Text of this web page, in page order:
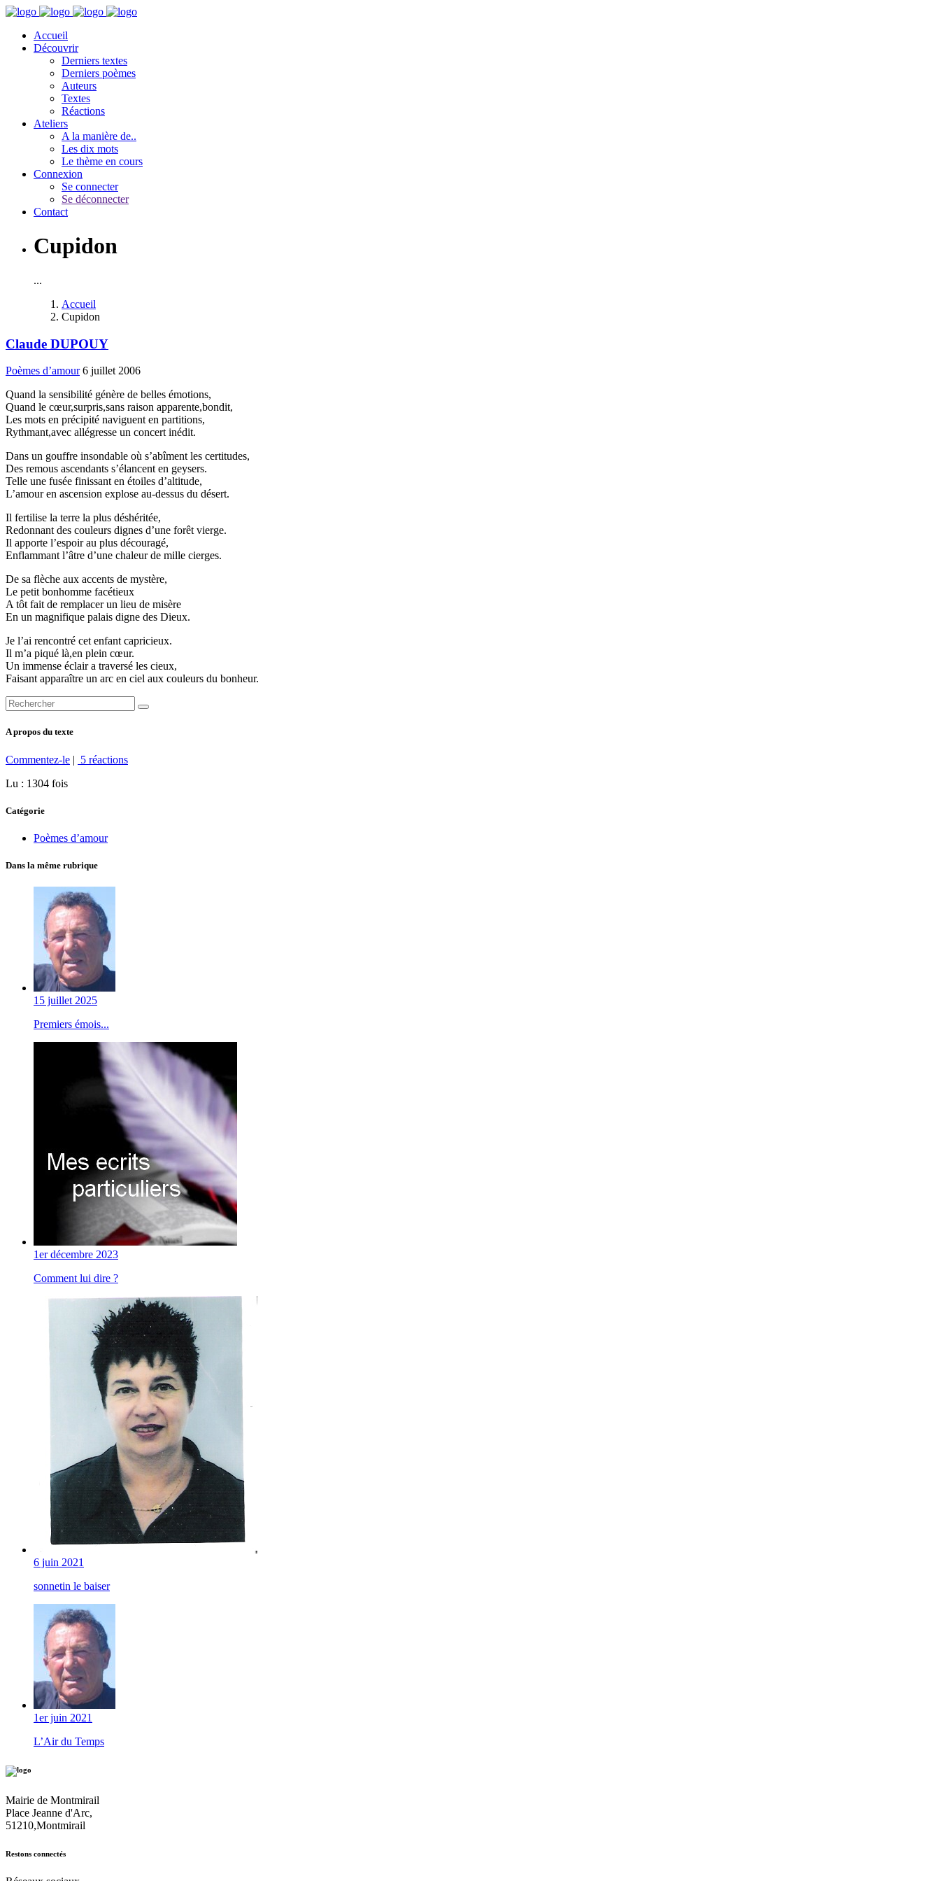
Accueil
Découvrir
Derniers textes
Derniers poèmes
Auteurs
Textes
Réactions
Ateliers
A la manière de..
Les dix mots
Le thème en cours
Connexion
Se connecter
Se déconnecter
Contact
Cupidon
...
Accueil
Cupidon
Claude DUPOUY
Poèmes d’amour 6 juillet 2006
Quand la sensibilité génère de belles émotions,
Quand le cœur,surpris,sans raison apparente,bondit,
Les mots en précipité naviguent en partitions,
Rythmant,avec allégresse un concert inédit.
Dans un gouffre insondable où s’abîment les certitudes,
Des remous ascendants s’élancent en geysers.
Telle une fusée finissant en étoiles d’altitude,
L’amour en ascension explose au-dessus du désert.
Il fertilise la terre la plus déshéritée,
Redonnant des couleurs dignes d’une forêt vierge.
Il apporte l’espoir au plus découragé,
Enflammant l’âtre d’une chaleur de mille cierges.
De sa flèche aux accents de mystère,
Le petit bonhomme facétieux
A tôt fait de remplacer un lieu de misère
En un magnifique palais digne des Dieux.
Je l’ai rencontré cet enfant capricieux.
Il m’a piqué là,en plein cœur.
Un immense éclair a traversé les cieux,
Faisant apparaître un arc en ciel aux couleurs du bonheur.
A propos du texte
Commentez-le | 5 réactions
Lu : 1304 fois
Catégorie
Poèmes d’amour
Dans la même rubrique
15 juillet 2025
Premiers émois...
1er décembre 2023
Comment lui dire ?
6 juin 2021
sonnetin le baiser
1er juin 2021
L’Air du Temps
Mairie de Montmirail
Place Jeanne d'Arc,
51210,Montmirail
Restons connectés